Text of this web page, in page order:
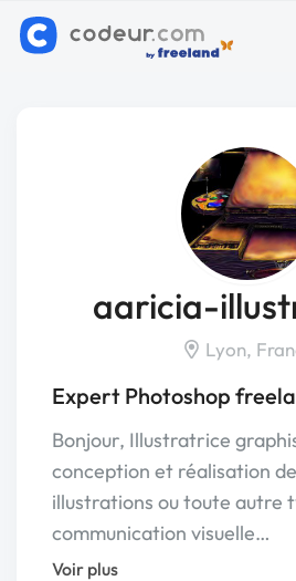
aaricia-
Lyon,
Expert Photoshop
Bonjour, Illustratrice
conception et réalisation
illustrations ou toute autre
communication visuelle…
Voir plus